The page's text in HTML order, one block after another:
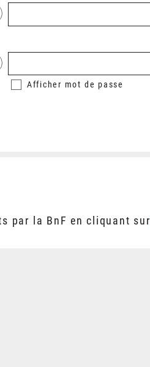
Afficher mot de passe
par la BnF en cliquant sur